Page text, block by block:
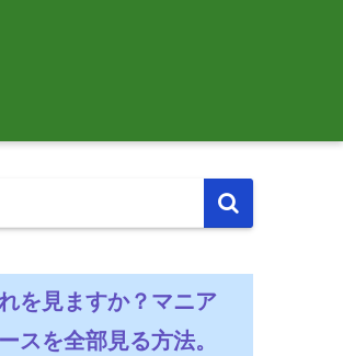
を見ますか？マニア
スを全部見る方法。